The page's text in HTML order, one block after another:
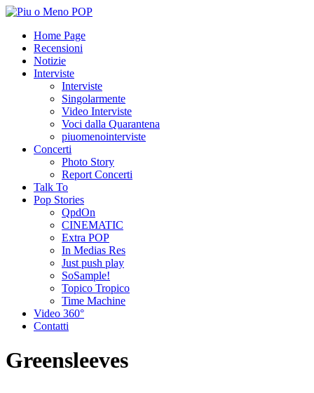
Home Page
Recensioni
Notizie
Interviste
Interviste
Singolarmente
Video Interviste
Voci dalla Quarantena
piuomenointerviste
Concerti
Photo Story
Report Concerti
Talk To
Pop Stories
QpdOn
CINEMATIC
Extra POP
In Medias Res
Just push play
SoSample!
Topico Tropico
Time Machine
Video 360°
Contatti
Greensleeves